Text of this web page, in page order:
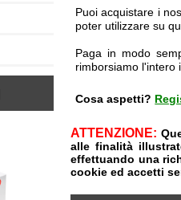
Puoi acquistare i
poter utilizzare su
Paga in modo
rimborsiamo l'intero
Cosa aspetti?
ATTENZIONE:
alle finalità
effettuando una
cookie ed accetti